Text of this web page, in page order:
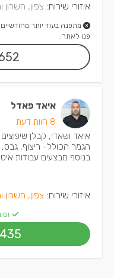
איזורי שירות: צפון, השרון
מתפנה בעוד יותר מחודשיים
פנו לאתר:
איאד פאדל
8 חוות דעת
איאד ושאדי, קבלן
הגמר הכולל- ריצוף, גבס,
בנוסף מבצעים עבודות
איזורי שירות: צפון, השרון